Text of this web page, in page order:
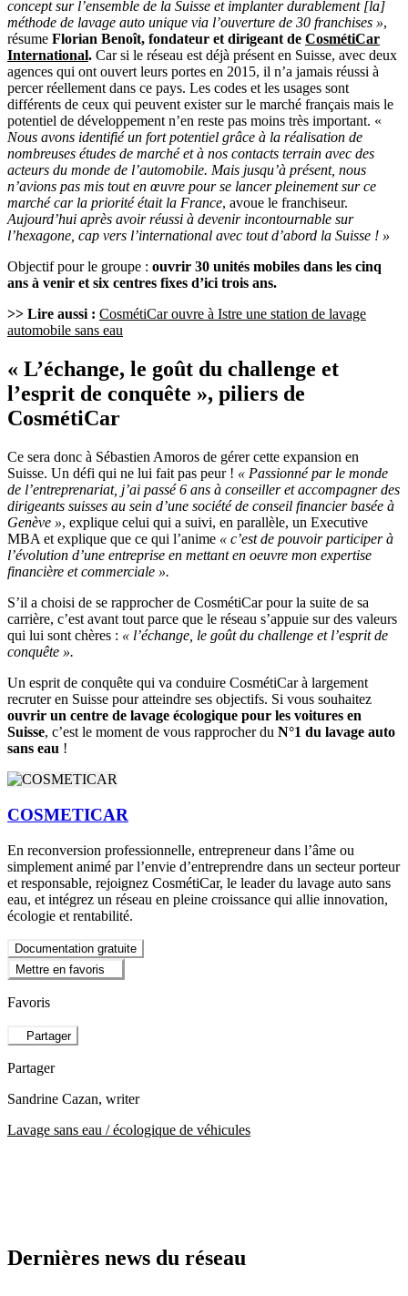
concept sur l’ensemble de la Suisse et implanter durablement [la]
méthode de lavage auto unique via l’ouverture de 30 franchises »,
résume Florian Benoît, fondateur et dirigeant de CosmétiCar
International. Car si le réseau est déjà présent en Suisse, avec deux
agences qui ont ouvert leurs portes en 2015, il n’a jamais réussi à
percer réellement dans ce pays. Les codes et les usages sont
différents de ceux qui peuvent exister sur le marché français mais le
potentiel de développement n’en reste pas moins très important. «
Nous avons identifié un fort potentiel grâce à la réalisation de
nombreuses études de marché et à nos contacts terrain avec des
acteurs du monde de l’automobile. Mais jusqu’à présent, nous
n’avions pas mis tout en œuvre pour se lancer pleinement sur ce
marché car la priorité était la France, avoue le franchiseur.
Aujourd’hui après avoir réussi à devenir incontournable sur
l’hexagone, cap vers l’international avec tout d’abord la Suisse ! »
Objectif pour le groupe : ouvrir 30 unités mobiles dans les cinq
ans à venir et six centres fixes d’ici trois ans.
>> Lire aussi : CosmétiCar ouvre à Istre une station de lavage
automobile sans eau
« L’échange, le goût du challenge et
l’esprit de conquête », piliers de
CosmétiCar
Ce sera donc à Sébastien Amoros de gérer cette expansion en
Suisse. Un défi qui ne lui fait pas peur ! « Passionné par le monde
de l’entreprenariat, j’ai passé 6 ans à conseiller et accompagner des
dirigeants suisses au sein d’une société de conseil financier basée à
Genève », explique celui qui a suivi, en parallèle, un Executive
MBA et explique que ce qui l’anime « c’est de pouvoir participer à
l’évolution d’une entreprise en mettant en oeuvre mon expertise
financière et commerciale ».
S’il a choisi de se rapprocher de CosmétiCar pour la suite de sa
carrière, c’est avant tout parce que le réseau s’appuie sur des valeurs
qui lui sont chères : « l’échange, le goût du challenge et l’esprit de
conquête ».
Un esprit de conquête qui va conduire CosmétiCar à largement
recruter en Suisse pour atteindre ses objectifs. Si vous souhaitez
ouvrir un centre de lavage écologique pour les voitures en
Suisse, c’est le moment de vous rapprocher du N°1 du lavage auto
sans eau !
COSMETICAR
En reconversion professionnelle, entrepreneur dans l’âme ou
simplement animé par l’envie d’entreprendre dans un secteur porteur
et responsable, rejoignez CosmétiCar, le leader du lavage auto sans
eau, et intégrez un réseau en pleine croissance qui allie innovation,
écologie et rentabilité.
Documentation gratuite
Mettre en favoris
Favoris
Partager
Partager
Sandrine Cazan, writer
Lavage sans eau / écologique de véhicules
Dernières news du réseau